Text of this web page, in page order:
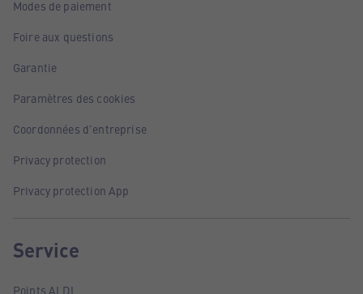
Modes de paiement
Foire aux questions
Garantie
Paramètres des cookies
Coordonnées d'entreprise
Privacy protection
Privacy protection App
Service
Points ALDI